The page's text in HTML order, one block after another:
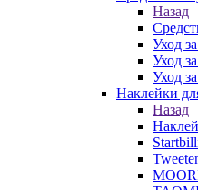
Назад
Уход
Уход
Уход
Наклейки
Назад